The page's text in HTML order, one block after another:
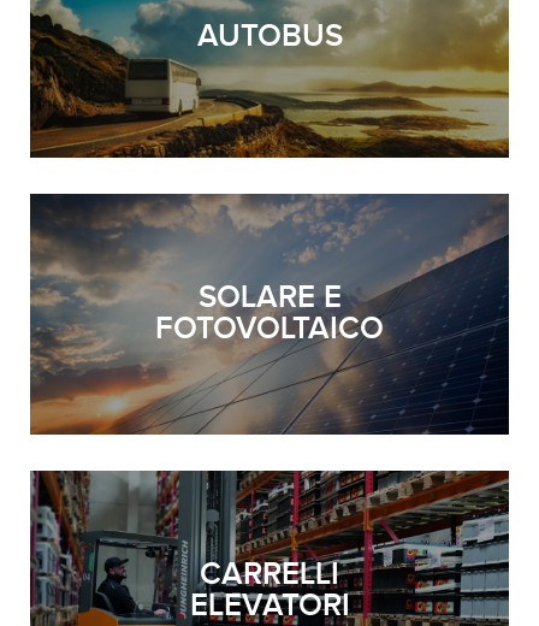
AUTOBUS
SOLARE E
FOTOVOLTAICO
CARRELLI
ELEVATORI